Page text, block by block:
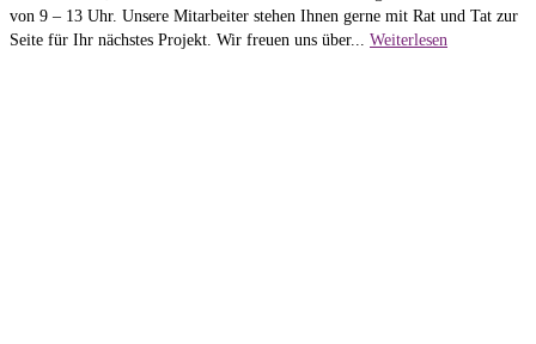
von 9 – 13 Uhr. Unsere Mitarbeiter stehen Ihnen gerne mit Rat und Tat zur
Seite für Ihr nächstes Projekt. Wir freuen uns über... Weiterlesen